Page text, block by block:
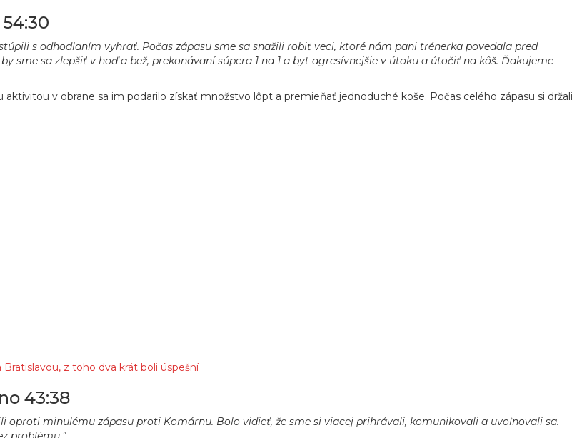
s odhodlaním vyhrať. Počas zápasu sme sa snažili robiť veci, ktoré nám pani trénerka povedala pred
sme sa zlepšiť v hoď a bež, prekonávaní súpera 1 na 1 a byt agresívnejšie v útoku a útočiť na kôš. Ďakujeme
v obrane sa im podarilo získať množstvo lôpt a premieňať jednoduché koše. Počas celého zápasu si držali
z toho dva krát boli úspešní
43:38
oproti minulému zápasu proti Komárnu. Bolo vidieť, že sme si viacej prihrávali, komunikovali a uvoľnovali sa.